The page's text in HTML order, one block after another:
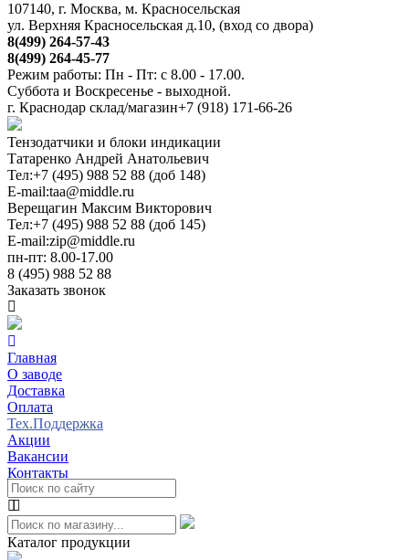
107140, г. Москва, м. Красносельская
ул. Верхняя Красносельская д.10, (вход со двора)
8(499) 264-57-43
8(499) 264-45-77
Режим работы: Пн - Пт: с 8.00 - 17.00.
Суббота и Воскресенье - выходной.
г. Краснодар склад/магазин+7 (918) 171-66-26
Тензодатчики и блоки индикации
Татаренко Андрей Анатольевич
Тел:+7 (495) 988 52 88 (доб 148)
E-mail:taa@middle.ru
Верещагин Максим Викторович
Тел:+7 (495) 988 52 88 (доб 145)
E-mail:zip@middle.ru
пн-пт: 8.00-17.00
8 (495) 988 52 88
Заказать звонок
Главная
О заводе
Доставка
Оплата
Тех.Поддержка
Акции
Вакансии
Контакты
Каталог продукции